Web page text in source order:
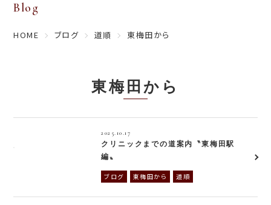
Blog
HOME ブログ 道順 東梅田から
東梅田から
2025.10.17
クリニックまでの道案内〝東梅田駅
編〟
ブログ 東梅田から 道順